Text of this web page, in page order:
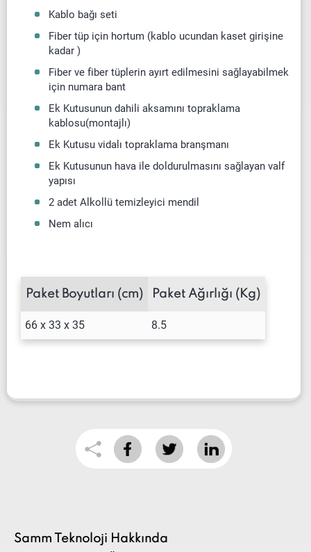
Kablo bağı seti
Fiber tüp için hortum (kablo ucundan kaset girişine
kadar )
Fiber ve fiber tüplerin ayırt edilmesini sağlayabilmek
için numara bant
Ek Kutusunun dahili aksamını topraklama
kablosu(montajlı)
Ek Kutusu vidalı topraklama branşmanı
Ek Kutusunun hava ile doldurulmasını sağlayan valf
yapısı
2 adet Alkollü temizleyici mendil
Nem alıcı
Paket Boyutları (cm) Paket Ağırlığı (Kg)
66 x 33 x 35 8.5
Samm Teknoloji Hakkında